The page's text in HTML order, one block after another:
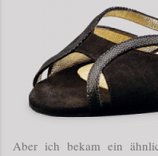
Aber ich bekam ein